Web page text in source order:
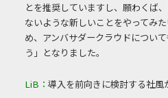
とを推奨していますし、願わくば
ないような新しいことをやってみ
め、アンバサダークラウドについ
う」となりました。
LiB： 導入を前向きに検討する社風